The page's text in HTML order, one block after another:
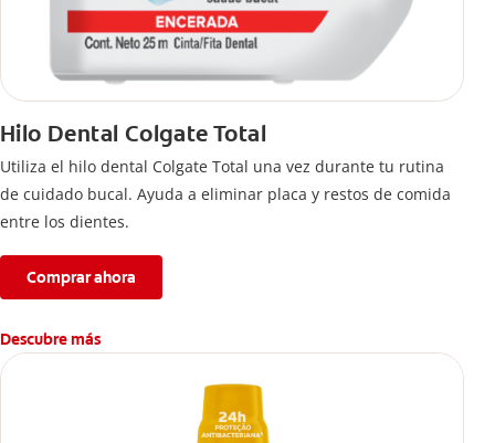
Hilo Dental Colgate Total
Utiliza el hilo dental Colgate Total una vez durante tu rutina
de cuidado bucal. Ayuda a eliminar placa y restos de comida
entre los dientes.
Comprar ahora
Descubre más